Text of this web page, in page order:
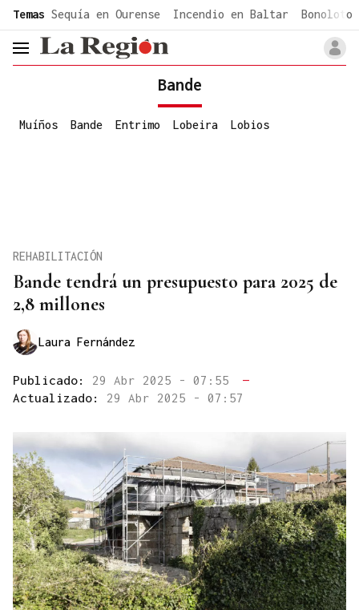
common.go-to-content
Temas Sequía en Ourense Incendio en Baltar Bonoloto
header.menu.open
Bande
Muíños Bande Entrimo Lobeira Lobios
Bande tendrá un presupuesto para 2025 de
2,8 millones
REHABILITACIÓN
Laura Fernández
Publicado: 29 Abr 2025 - 07:55
—
Actualizado: 29 Abr 2025 - 07:57